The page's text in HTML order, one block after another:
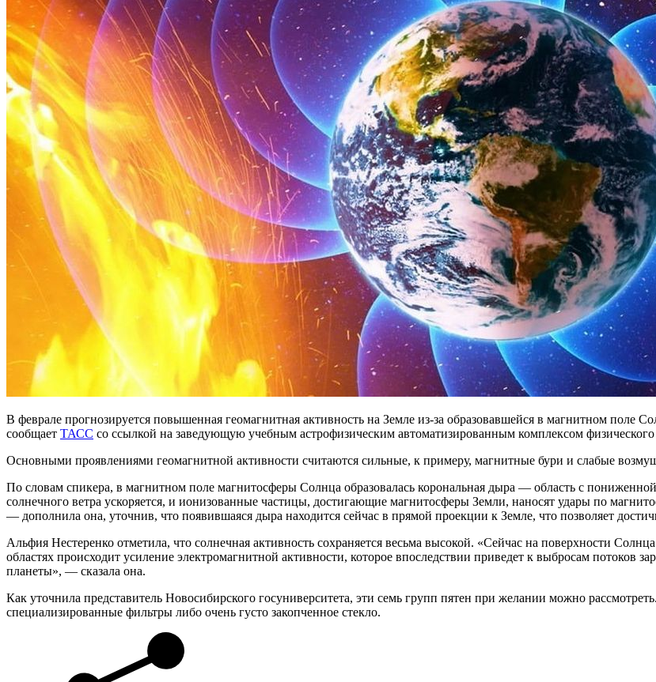
В феврале прогнозируется повышенная геомагнитная активность на Земле из-за образовавшейся в магнитном поле
сообщает ТАСС со ссылкой на заведующую учебным астрофизическим автоматизированным комплексом
Основными проявлениями геомагнитной активности считаются сильные, к примеру, магнитные бури и слабые
По словам спикера, в магнитном поле магнитосферы Солнца образовалась корональная дыра — область с
солнечного ветра ускоряется, и ионизованные частицы, достигающие магнитосферы Земли, наносят удары по
— дополнила она, уточнив, что появившаяся дыра находится сейчас в прямой проекции к Земле, что позволяет
Альфия Нестеренко отметила, что солнечная активность сохраняется весьма высокой. «Сейчас на поверхности
областях происходит усиление электромагнитной активности, которое впоследствии приведет к выбросам потоков
планеты», — сказала она.
Как уточнила представитель Новосибирского госуниверситета, эти семь групп пятен при желании можно
специализированные фильтры либо очень густо закопченное стекло.